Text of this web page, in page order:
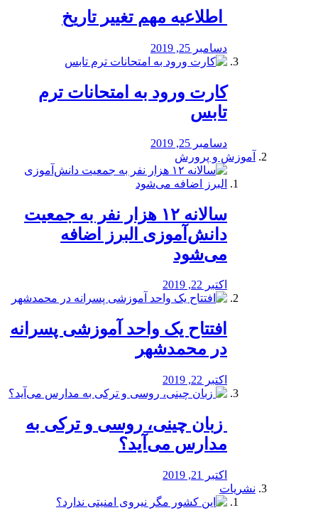
️ اطلاعیه مهم تغییر تاریخ
دسامبر 25, 2019
کارت ورود به امتحانات ترم
تابس
دسامبر 25, 2019
آموزش و پرورش
️سالانه ۱۲ هزار نفر به جمعیت
دانش‌آموزی البرز اضافه
می‌شود
اکتبر 22, 2019
افتتاح یک واحد آموزشی پسرانه
در محمدشهر
اکتبر 22, 2019
️ زبان چینی، روسی و ترکی به
مدارس می‌آید؟
اکتبر 21, 2019
نشریات